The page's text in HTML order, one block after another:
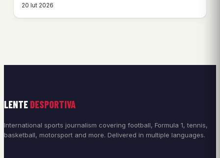
20 lut 2026
LENTE DESPORTIVA
International sports journalism covering football, Formula 1, tennis,
basketball, motorsport and more. Delivered in multiple languages.